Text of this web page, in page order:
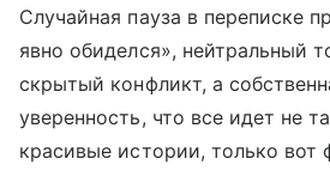
Случайная пауза в переписке
явно обиделся», нейтральный
скрытый конфликт, а
уверенность, что все идет не
красивые истории, только вот